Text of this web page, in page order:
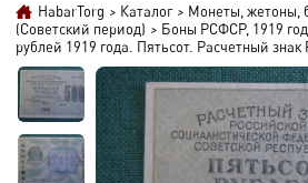
HabarTorg > Каталог > Монеты, жетоны,
(Советский период) > Боны РСФСР, 1919 год
рублей 1919 года. Пятьсот. Расчетный